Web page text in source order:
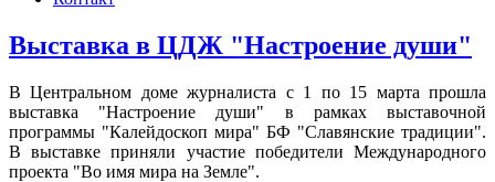
Выставка в ЦДЖ "Настроение души"
В Центральном доме журналиста с 1 по 15 марта прошла
выставка "Настроение души" в рамках выставочной
программы "Калейдоскоп мира" БФ "Славянские традиции".
В выставке приняли участие победители Международного
проекта "Во имя мира на Земле".